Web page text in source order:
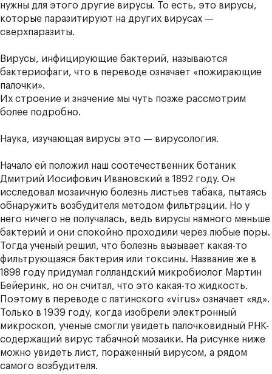
нужны для этого другие вирусы. То есть, это вирусы,
которые паразитируют на других вирусах —
сверхпаразиты.
Вирусы, инфицирующие бактерий, называются
бактериофаги, что в переводе означает «пожирающие
палочки».
Их строение и значение мы чуть позже рассмотрим
более подробно.
Наука, изучающая вирусы это — вирусология.
Начало ей положил наш соотечественник ботаник
Дмитрий Иосифович Ивановский в 1892 году. Он
исследовал мозаичную болезнь листьев табака, пытаясь
обнаружить возбудителя методом фильтрации. Но у
него ничего не получалась, ведь вирусы намного меньше
бактерий и они спокойно проходили через любые поры.
Тогда ученый решил, что болезнь вызывает какая-то
фильтрующаяся бактерия или токсины. Название же в
1898 году придумал голландский микробиолог Мартин
Бейеринк, но он считал, что это какая-то жидкость.
Поэтому в переводе с латинского «virus» означает «яд».
Только в 1939 году, когда изобрели электронный
микроскоп, ученые смогли увидеть палочковидный РНК-
содержащий вирус табачной мозаики. На рисунке ниже
можно увидеть лист, пораженный вирусом, а рядом
самого возбудителя.